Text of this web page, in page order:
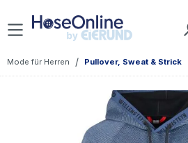
Zum Hauptinhalt springen
Mode für Herren / Pullover, Sweat & Strick
Bildergalerie überspringen